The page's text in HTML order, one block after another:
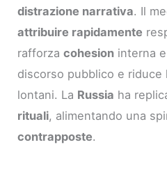
distrazione narrativa. Il
attribuire rapidamente
rafforzacohesion interna
discorso pubblico e riduce
lontani. La Russia ha
rituali, alimentando una
contrapposte.